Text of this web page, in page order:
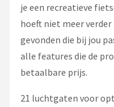
je een recreatieve
hoeft niet meer
gevonden die bij jou
alle features die de
betaalbare prijs.
21 luchtgaten voor